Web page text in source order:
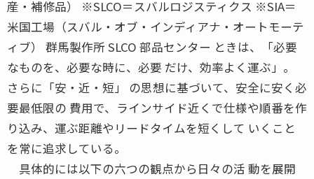
産・補修品） ※SLCO＝スバルロジスティクス ※SIA＝
米国工場（スバル・オブ・インディアナ・オートモーテ
ィブ） 群馬製作所 SLCO 部品センター ときは、「必要
なものを、必要な時に、必要 だけ、効率よく運ぶ」。
さらに「安・近・短」 の思想に基づいて、安全に安く必
要最低限の 費用で、ラインサイド近くで仕様や順番を作
り込み、運ぶ距離やリードタイムを短くして いくこと
を常に追求している。
具体的には以下の六つの観点から日々の活 動を展開